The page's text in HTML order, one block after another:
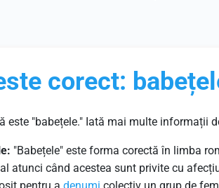
corect:
este "babețele." Iată mai multe informații
"Babețele" este forma corectă în limba
atunci când acestea sunt privite cu